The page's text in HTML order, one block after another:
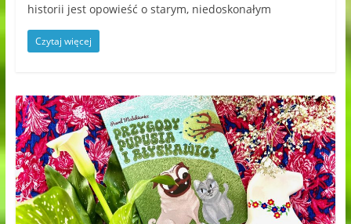
historii jest opowieść o starym, niedoskonałym
Czytaj więcej